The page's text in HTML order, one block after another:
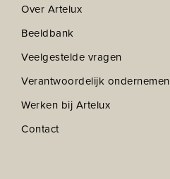
Over Artelux
Beeldbank
Veelgestelde vragen
Verantwoordelijk ondernemen
Werken bij Artelux
Contact